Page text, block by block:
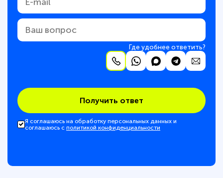
Где удобнее ответить?
Получить ответ
Я соглашаюсь на обработку персональных данных и
соглашаюсь с политикой конфиденциальности